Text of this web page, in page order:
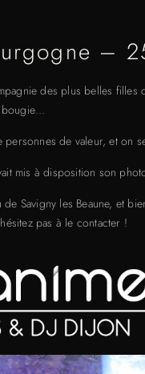
–
des plus belles
bougie…
de valeur, et on
mis à disposition son
Savigny les Beaune, et
pas à le contacter !